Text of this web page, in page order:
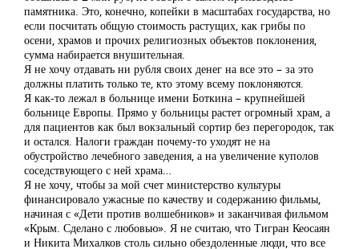
памятника. Это, конечно, копейки в масштабах государства, но
если посчитать общую стоимость растущих, как грибы по
осени, храмов и прочих религиозных объектов поклонения,
сумма набирается внушительная.
Я не хочу отдавать ни рубля своих денег на все это – за это
должны платить только те, кто этому всему поклоняются.
Я как-то лежал в больнице имени Боткина – крупнейшей
больнице Европы. Прямо у больницы растет огромный храм, а
для пациентов как был вокзальный сортир без перегородок, так
и остался. Налоги граждан почему-то уходят не на
обустройство лечебного заведения, а на увеличение куполов
соседствующего с ней храма…
Я не хочу, чтобы за мой счет министерство культуры
финансировало ужасные по качеству и содержанию фильмы,
начиная с «Дети против волшебников» и заканчивая фильмом
«Крым. Сделано с любовью». Я не считаю, что Тигран Кеосаян
и Никита Михалков столь сильно обездоленные люди, что все